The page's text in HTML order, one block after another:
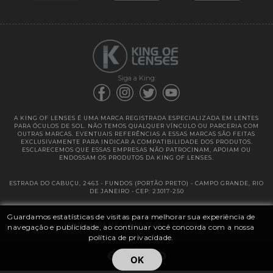
Guardamos estatísticas de visitas para melhorar sua experiência de
navegação e publicidade, ao continuar você concorda com a nossa
política de privacidade.
OK
Siga a King:
A KING OF LENSES É UMA MARCA REGISTRADA ESPECIALIZADA EM LENTES
PARA ÓCULOS DE SOL. NÃO TEMOS QUALQUER VÍNCULO OU PARCERIA COM
OUTRAS MARCAS. EVENTUAIS REFERÊNCIAS A ESSAS MARCAS SÃO FEITAS
EXCLUSIVAMENTE PARA INDICAR A COMPATIBILIDADE DOS PRODUTOS.
ESCLARECEMOS QUE ESSAS EMPRESAS NÃO PATROCINAM, APOIAM OU
ENDOSSAM OS PRODUTOS DA KING OF LENSES.
ESTRADA DO CABUÇU, 2463 - FUNDOS (PORTÃO PRETO) - CAMPO GRANDE, RIO
DE JANEIRO - CEP: 23017-250
@ 2025 | KING OF LENSES - KING OF IMPORTAÇÃO E DISTRIBUIÇÃO DE
LENTES LTDA ME | CNPJ: 13.682.533 / 0001-42